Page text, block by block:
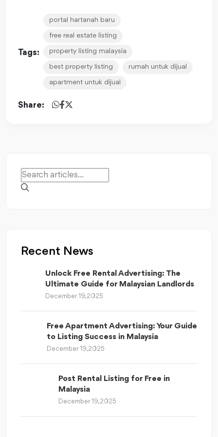
Tags:
portal hartanah baru
free real estate listing
property listing malaysia
best property listing rumah untuk dijual
apartment untuk dijual
Share:
Recent News
Unlock Free Rental Advertising: The
Ultimate Guide for Malaysian Landlords
December 19, 2025
Free Apartment Advertising: Your Guide
to Listing Success in Malaysia
December 19, 2025
Post Rental Listing for Free in
Malaysia
December 19, 2025